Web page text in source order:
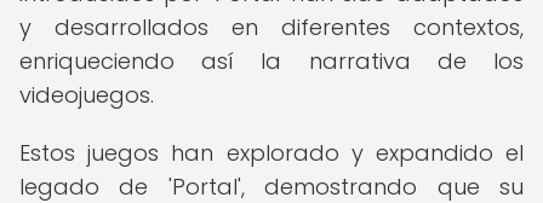
y desarrollados en diferentes contextos,
enriqueciendo así la narrativa de los
videojuegos.
Estos juegos han explorado y expandido el
legado de 'Portal', demostrando que su